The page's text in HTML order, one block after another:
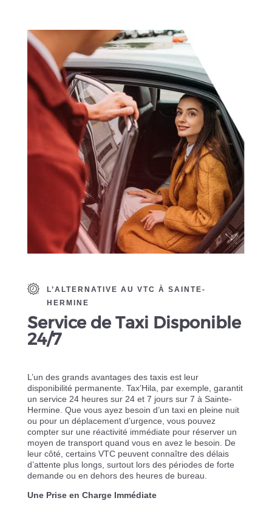
L’ALTERNATIVE AU VTC À SAINTE-
HERMINE
Service de Taxi Disponible
24/7
L’un des grands avantages des taxis est leur
disponibilité permanente. Tax’Hila, par exemple, garantit
un service 24 heures sur 24 et 7 jours sur 7 à Sainte-
Hermine. Que vous ayez besoin d’un taxi en pleine nuit
ou pour un déplacement d’urgence, vous pouvez
compter sur une réactivité immédiate pour réserver un
moyen de transport quand vous en avez le besoin. De
leur côté, certains VTC peuvent connaître des délais
d’attente plus longs, surtout lors des périodes de forte
demande ou en dehors des heures de bureau.
Une Prise en Charge Immédiate